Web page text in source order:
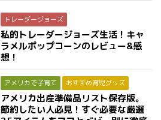
トレーダージョーズ
私的トレーダージョーズ生活！キャ
ラメルポップコーンのレビュー&感
想！
アメリカで子育て おすすめ育児グッズ
アメリカ出産準備品リスト保存版。
節約したい人必見！すぐ必要な厳選